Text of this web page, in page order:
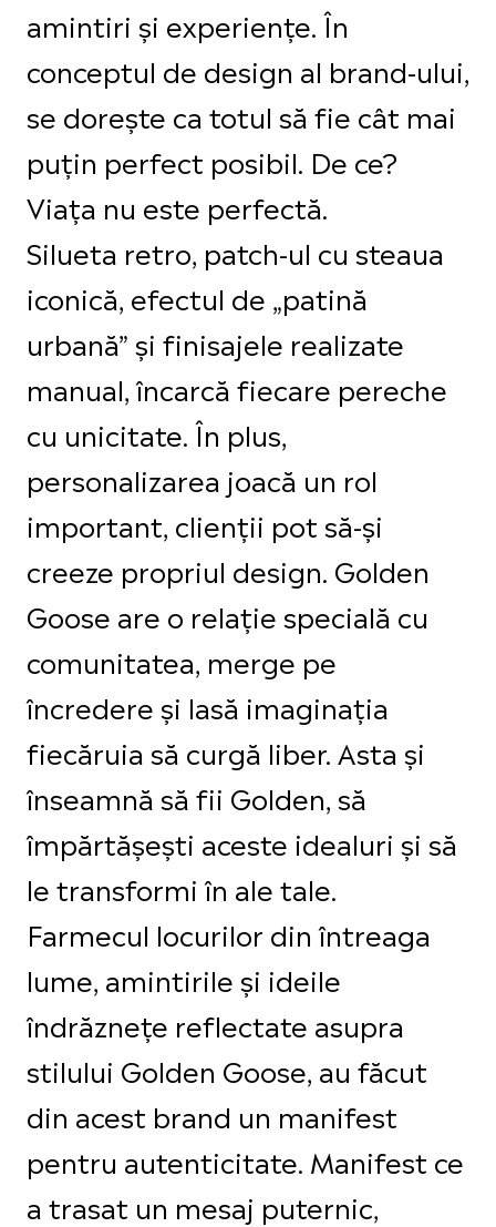
amintiri și experiențe. În
conceptul de design al brand-ului,
se dorește ca totul să fie cât mai
puțin perfect posibil. De ce?
Viața nu este perfectă.
Silueta retro, patch-ul cu steaua
iconică, efectul de „patină
urbană” și finisajele realizate
manual, încarcă fiecare pereche
cu unicitate. În plus,
personalizarea joacă un rol
important, clienții pot să-și
creeze propriul design. Golden
Goose are o relație specială cu
comunitatea, merge pe
încredere și lasă imaginația
fiecăruia să curgă liber. Asta și
înseamnă să fii Golden, să
împărtășești aceste idealuri și să
le transformi în ale tale.
Farmecul locurilor din întreaga
lume, amintirile și ideile
îndrăznețe reflectate asupra
stilului Golden Goose, au făcut
din acest brand un manifest
pentru autenticitate. Manifest ce
a trasat un mesaj puternic,